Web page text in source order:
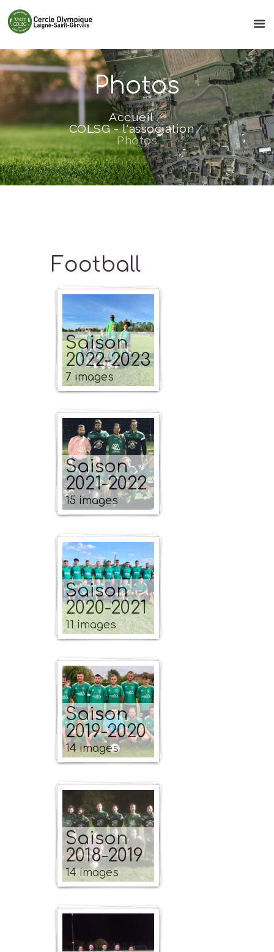
Photos
Accueil
COLSG - l'association
Photos
Football
Saison
2022-2023
7 images
Saison
2021-2022
15 images
Saison
2020-2021
11 images
Saison
2019-2020
14 images
Saison
2018-2019
14 images